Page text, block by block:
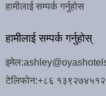
हामीलाई सम्पर्क गर्नुहोस
हामीलाई सम्पर्क गर्नुहोस्
इमेल:
टेलिफोन:+८६